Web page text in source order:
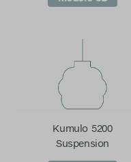
Kumulo 5200
Suspension